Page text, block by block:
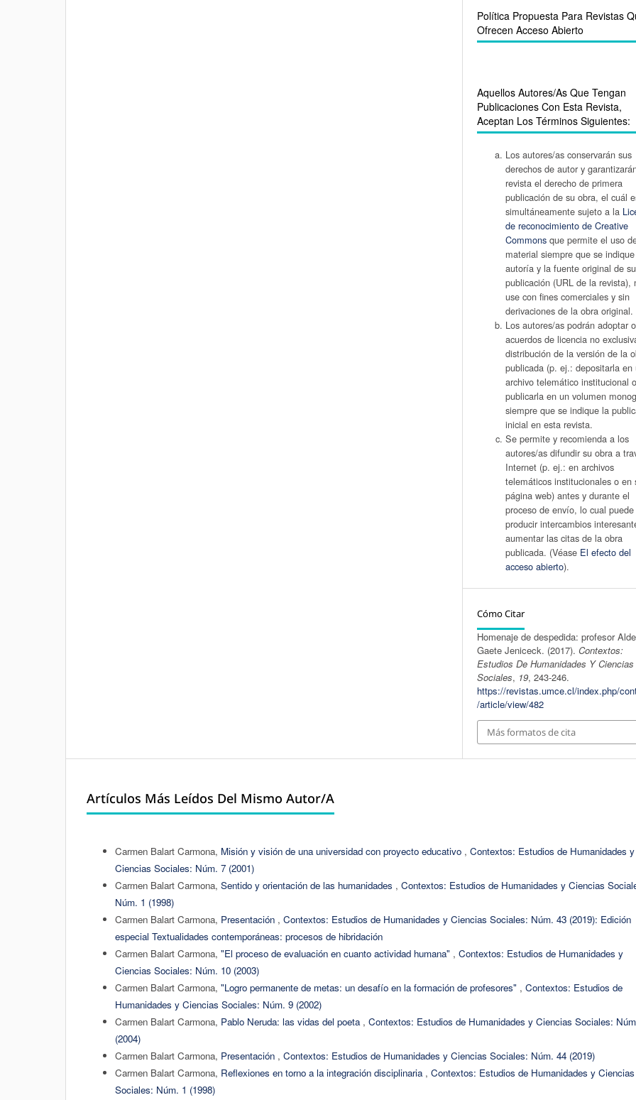
Política Propuesta Para Revistas
Ofrecen Acceso Abierto
Aquellos Autores/as Que Tengan
Publicaciones Con Esta Revista,
Aceptan Los Términos Siguientes:
Los autores/as conservarán sus
derechos de autor y
revista el derecho de primera
publicación de su obra, el cuál
simultáneamente sujeto a la
de reconocimiento de Creative
Commons que permite el uso
material siempre que se
autoría y la fuente original de su
publicación (URL de la revista),
use con fines comerciales y sin
derivaciones de la obra original.
Los autores/as podrán adoptar
acuerdos de licencia no
distribución de la versión de la
publicada (p. ej.: depositarla en
archivo telemático institucional
publicarla en un volumen
siempre que se indique la
inicial en esta revista.
Se permite y recomienda a los
autores/as difundir su obra a
Internet (p. ej.: en archivos
telemáticos institucionales o en
página web) antes y durante el
proceso de envío, lo cual puede
producir intercambios
aumentar las citas de la obra
publicada. (Véase El efecto del
acceso abierto).
Cómo Citar
Homenaje de despedida: profesor
Gaete Jeniceck. (2017).Contextos:
Estudios De Humanidades Y Ciencias
Sociales, 19, 243-246.
https://revistas.umce.cl/index.php/
/article/view/482
Más formatos de cita
Artículos Más Leídos Del Mismo Autor/a
Carmen Balart Carmona, Misión y visión de una universidad con proyecto educativo , Contextos: Estudios de Humanidades y
Ciencias Sociales: Núm. 7 (2001)
Carmen Balart Carmona, Sentido y orientación de las humanidades , Contextos: Estudios de Humanidades y Ciencias
Núm. 1 (1998)
Carmen Balart Carmona, Presentación , Contextos: Estudios de Humanidades y Ciencias Sociales: Núm. 43 (2019): Edición
especial Textualidades contemporáneas: procesos de hibridación
Carmen Balart Carmona, "El proceso de evaluación en cuanto actividad humana" , Contextos: Estudios de Humanidades y
Ciencias Sociales: Núm. 10 (2003)
Carmen Balart Carmona, "Logro permanente de metas: un desafío en la formación de profesores" , Contextos: Estudios de
Humanidades y Ciencias Sociales: Núm. 9 (2002)
Carmen Balart Carmona, Pablo Neruda: las vidas del poeta , Contextos: Estudios de Humanidades y Ciencias Sociales:
(2004)
Carmen Balart Carmona, Presentación , Contextos: Estudios de Humanidades y Ciencias Sociales: Núm. 44 (2019)
Carmen Balart Carmona, Reflexiones en torno a la integración disciplinaria , Contextos: Estudios de Humanidades y Ciencias
Sociales: Núm. 1 (1998)